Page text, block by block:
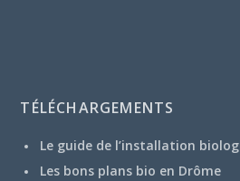
TÉLÉCHARGEMENTS
Le guide de l’installation
Les bons plans bio en Drôme